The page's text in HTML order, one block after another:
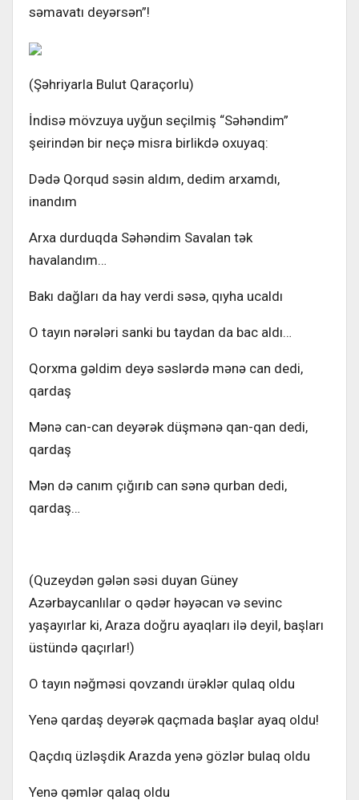
səmavatı deyərsən”!
(Şəhriyarla Bulut Qaraçorlu)
İndisə mövzuya uyğun seçilmiş “Səhəndim”
şeirindən bir neçə misra birlikdə oxuyaq:
Dədə Qorqud səsin aldım, dedim arxamdı,
inandım
Arxa durduqda Səhəndim Savalan tək
havalandım…
Bakı dağları da hay verdi səsə, qıyha ucaldı
O tayın nərələri sanki bu taydan da bac aldı…
Qorxma gəldim deyə səslərdə mənə can dedi,
qardaş
Mənə can-can deyərək düşmənə qan-qan dedi,
qardaş
Mən də canım çığırıb can sənə qurban dedi,
qardaş…
(Quzeydən gələn səsi duyan Güney
Azərbaycanlılar o qədər həyəcan və sevinc
yaşayırlar ki, Araza doğru ayaqları ilə deyil, başları
üstündə qaçırlar!)
O tayın nəğməsi qovzandı ürəklər qulaq oldu
Yenə qardaş deyərək qaçmada başlar ayaq oldu!
Qaçdıq üzləşdik Arazda yenə gözlər bulaq oldu
Yenə qəmlər qalaq oldu